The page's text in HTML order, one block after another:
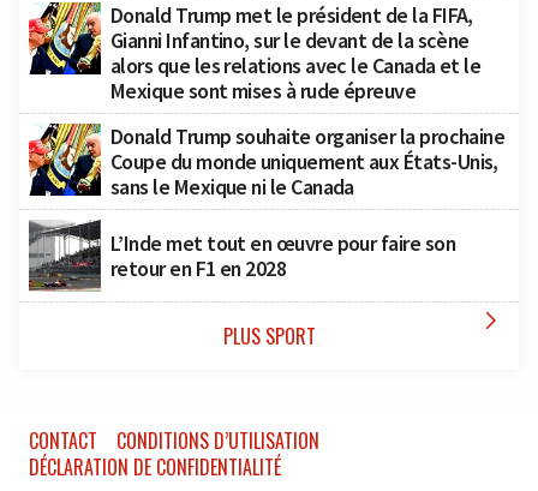
Donald Trump met le président de la FIFA,
Gianni Infantino, sur le devant de la scène
alors que les relations avec le Canada et le
Mexique sont mises à rude épreuve
Donald Trump souhaite organiser la prochaine
Coupe du monde uniquement aux États-Unis,
sans le Mexique ni le Canada
L’Inde met tout en œuvre pour faire son
retour en F1 en 2028
PLUS SPORT 
CONTACT
CONDITIONS D’UTILISATION
DÉCLARATION DE CONFIDENTIALITÉ